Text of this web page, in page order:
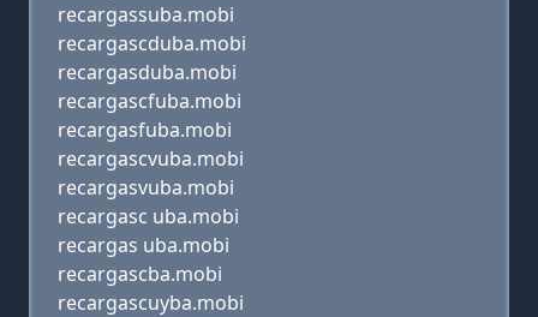
recargassuba.mobi
recargascduba.mobi
recargasduba.mobi
recargascfuba.mobi
recargasfuba.mobi
recargascvuba.mobi
recargasvuba.mobi
recargasc uba.mobi
recargas uba.mobi
recargascba.mobi
recargascuyba.mobi